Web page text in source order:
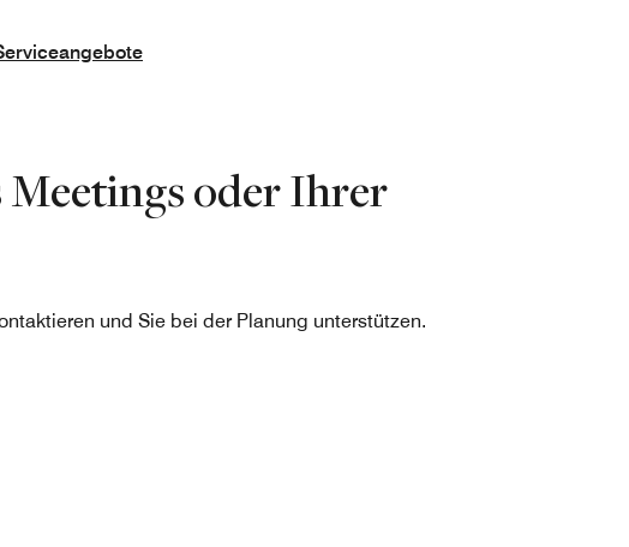
oder Ihrer
und Sie bei der Planung unterstützen.